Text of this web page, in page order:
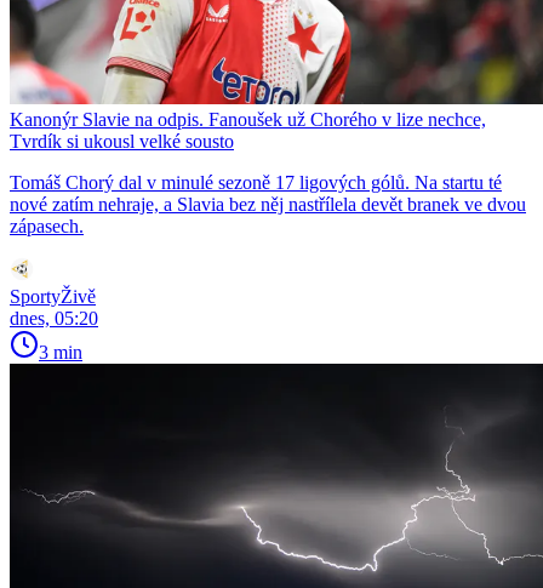
Kanonýr Slavie na odpis. Fanoušek už Chorého v lize nechce,
Tvrdík si ukousl velké sousto
Tomáš Chorý dal v minulé sezoně 17 ligových gólů. Na startu té
nové zatím nehraje, a Slavia bez něj nastřílela devět branek ve dvou
zápasech.
SportyŽivě
dnes, 05:20
3 min